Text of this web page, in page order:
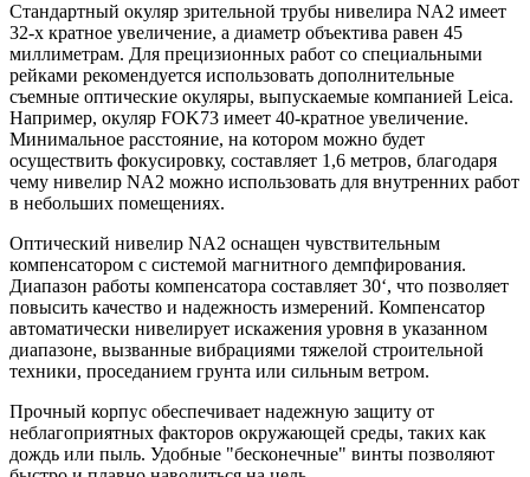
Стандартный окуляр зрительной трубы нивелира NA2 имеет
32-х кратное увеличение, а диаметр объектива равен 45
миллиметрам. Для прецизионных работ со специальными
рейками рекомендуется использовать дополнительные
съемные оптические окуляры, выпускаемые компанией Leica.
Например, окуляр FOK73 имеет 40-кратное увеличение.
Минимальное расстояние, на котором можно будет
осуществить фокусировку, составляет 1,6 метров, благодаря
чему нивелир NA2 можно использовать для внутренних работ
в небольших помещениях.
Оптический нивелир NA2 оснащен чувствительным
компенсатором с системой магнитного демпфирования.
Диапазон работы компенсатора составляет 30‘, что позволяет
повысить качество и надежность измерений. Компенсатор
автоматически нивелирует искажения уровня в указанном
диапазоне, вызванные вибрациями тяжелой строительной
техники, проседанием грунта или сильным ветром.
Прочный корпус обеспечивает надежную защиту от
неблагоприятных факторов окружающей среды, таких как
дождь или пыль. Удобные "бесконечные" винты позволяют